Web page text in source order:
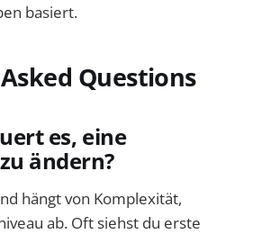
basiert.
Questions
es, eine
ändern?
hängt von Komplexität,
ab. Oft siehst du erste